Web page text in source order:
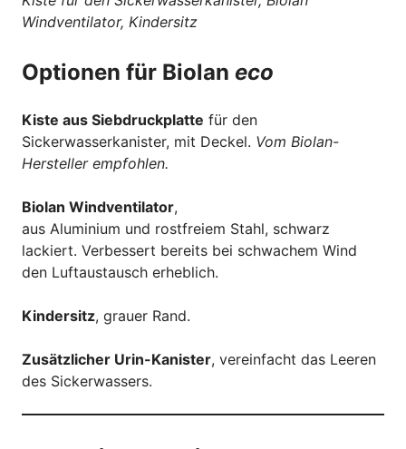
Windventilator, Kindersitz
Optionen für Biolan eco
Kiste aus Siebdruckplatte für den
Sickerwasserkanister, mit Deckel. Vom Biolan-
Hersteller empfohlen.
Biolan Windventilator,
aus Aluminium und rostfreiem Stahl, schwarz
lackiert. Verbessert bereits bei schwachem Wind
den Luftaustausch erheblich.
Kindersitz, grauer Rand.
Zusätzlicher Urin-Kanister, vereinfacht das Leeren
des Sickerwassers.